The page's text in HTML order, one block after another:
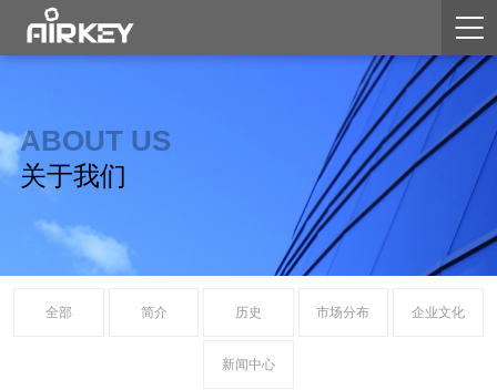
ABOUT US
关于我们
全部 简介 历史 市场分布 企业文化
新闻中心